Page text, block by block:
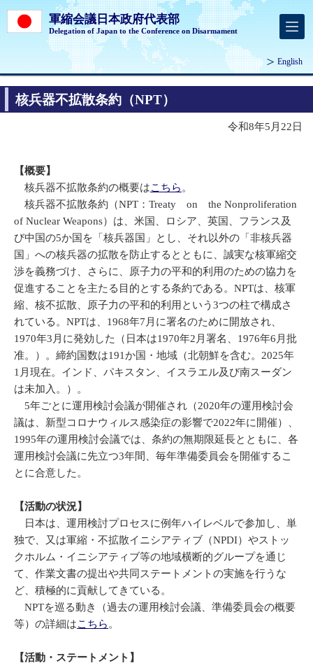
軍縮会議日本政府代表部
Delegation of Japan to the Conference on Disarmament
English
核兵器不拡散条約（NPT）
令和8年5月22日
【概要】
核兵器不拡散条約の概要はこちら 。
核兵器不拡散条約（NPT：Treaty on the Nonproliferation
of Nuclear Weapons）は、米国、ロシア、英国、フランス及
び中国の5か国を「核兵器国」とし、それ以外の「非核兵器
国」への核兵器の拡散を防止するとともに、誠実な核軍縮交
渉を義務づけ、さらに、原子力の平和的利用のための協力を
促進することを主たる目的とする条約である。NPTは、核軍
縮、核不拡散、原子力の平和的利用という3つの柱で構成さ
れている。NPTは、1968年7月に署名のために開放され、
1970年3月に発効した（日本は1970年2月署名、1976年6月批
准。）。締約国数は191か国・地域（北朝鮮を含む。2025年
1月現在。インド、パキスタン、イスラエル及び南スーダン
は未加入。）。
5年ごとに運用検討会議が開催され（2020年の運用検討会
議は、新型コロナウィルス感染症の影響で2022年に開催）、
1995年の運用検討会議では、条約の無期限延長とともに、各
運用検討会議に先立つ3年間、毎年準備委員会を開催するこ
とに合意した。
【活動の状況】
日本は、運用検討プロセスに例年ハイレベルで参加し、単
独で、又は軍縮・不拡散イニシアティブ（NPDI）やストッ
クホルム・イニシアティブ等の地域横断的グループを通じ
て、作業文書の提出や共同ステートメントの実施を行うな
ど、積極的に貢献してきている。
NPTを巡る動き（過去の運用検討会議、準備委員会の概要
等）の詳細はこちら 。
【活動・ステートメント】